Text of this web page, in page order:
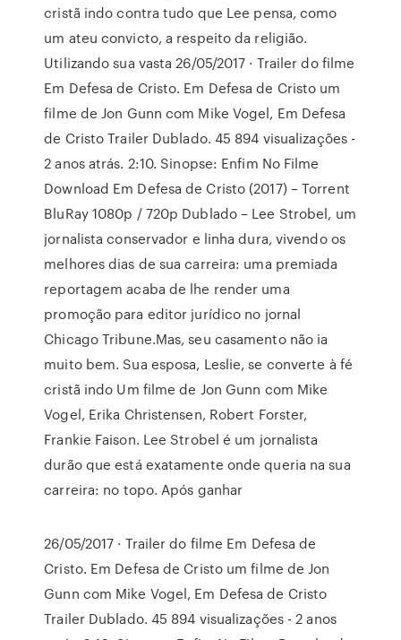
cristã indo contra tudo que Lee pensa, como
um ateu convicto, a respeito da religião.
Utilizando sua vasta 26/05/2017 · Trailer do filme
Em Defesa de Cristo. Em Defesa de Cristo um
filme de Jon Gunn com Mike Vogel, Em Defesa
de Cristo Trailer Dublado. 45 894 visualizações -
2 anos atrás. 2:10. Sinopse: Enfim No Filme
Download Em Defesa de Cristo (2017) – Torrent
BluRay 1080p / 720p Dublado – Lee Strobel, um
jornalista conservador e linha dura, vivendo os
melhores dias de sua carreira: uma premiada
reportagem acaba de lhe render uma
promoção para editor jurídico no jornal
Chicago Tribune.Mas, seu casamento não ia
muito bem. Sua esposa, Leslie, se converte à fé
cristã indo Um filme de Jon Gunn com Mike
Vogel, Erika Christensen, Robert Forster,
Frankie Faison. Lee Strobel é um jornalista
durão que está exatamente onde queria na sua
carreira: no topo. Após ganhar
26/05/2017 · Trailer do filme Em Defesa de
Cristo. Em Defesa de Cristo um filme de Jon
Gunn com Mike Vogel, Em Defesa de Cristo
Trailer Dublado. 45 894 visualizações - 2 anos